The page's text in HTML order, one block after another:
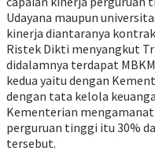
Udayana maupun
kinerja diantaranya
Ristek Dikti menyangkut
didalamnya terdapat
kedua yaitu dengan
dengan tata kelola
Kementerian
perguruan tinggi itu 30%
tersebut.